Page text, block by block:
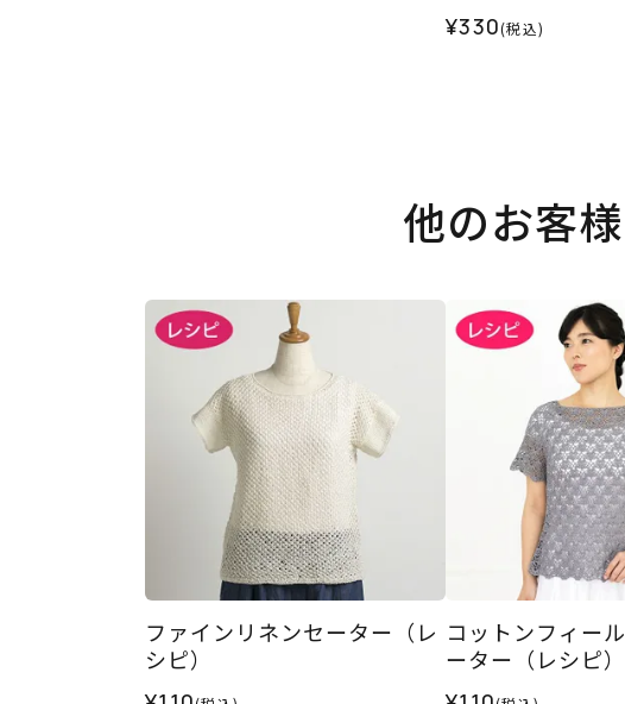
¥330(税込)
他のお客
ファインリネンセーター（レ
シピ）
コットンフィー
ーター（レシピ）